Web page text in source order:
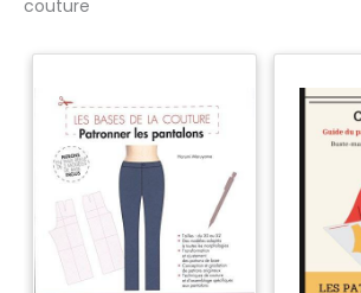
couture